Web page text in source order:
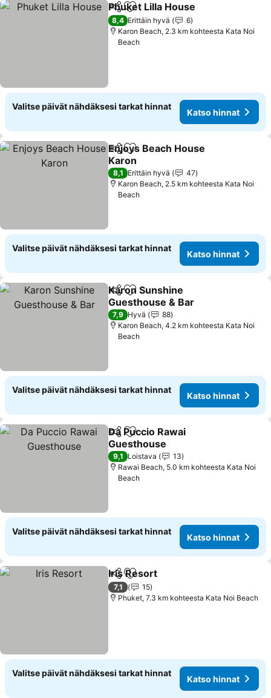
Jaa Lisää suosikkeihin
Phuket Lilla House
8,4 Erittäin hyvä
6
Karon Beach, 2.3 km kohteesta Kata Noi
Beach
Valitse päivät nähdäksesi tarkat hinnat
Katso hinnat
Jaa Lisää suosikkeihin
Enjoys Beach House
Karon
8,1 Erittäin hyvä
47
Karon Beach, 2.5 km kohteesta Kata Noi
Beach
Valitse päivät nähdäksesi tarkat hinnat
Katso hinnat
Jaa Lisää suosikkeihin
Karon Sunshine
Guesthouse & Bar
7,9 Hyvä
88
Karon Beach, 4.2 km kohteesta Kata Noi
Beach
Valitse päivät nähdäksesi tarkat hinnat
Katso hinnat
Jaa Lisää suosikkeihin
Da Puccio Rawai
Guesthouse
9,1 Loistava
13
Rawai Beach, 5.0 km kohteesta Kata Noi
Beach
Valitse päivät nähdäksesi tarkat hinnat
Katso hinnat
Jaa Lisää suosikkeihin
Iris Resort
7,1
15
Phuket, 7.3 km kohteesta Kata Noi Beach
Valitse päivät nähdäksesi tarkat hinnat
Katso hinnat